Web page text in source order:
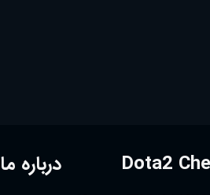
درباره ما